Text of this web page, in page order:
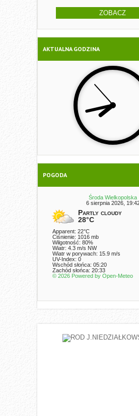
ZOBACZ
AKTUALNA GODZINA
POGODA
Środa Wielkopolska
6 sierpnia 2026,
Partly cloudy
28°C
Apparent: 22°C
Ciśnienie: 1016 mb
Wilgotność: 80%
Wiatr: 4.3 m/s NW
Wiatr w porywach: 15.9 m/s
UV-Index: 0
Wschód słońca: 05:20
Zachód słońca: 20:33
© 2026 Powered by Open-Meteo